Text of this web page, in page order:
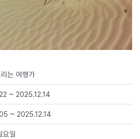
는 여행가
~ 2025.12.14
~ 2025.12.14
요일